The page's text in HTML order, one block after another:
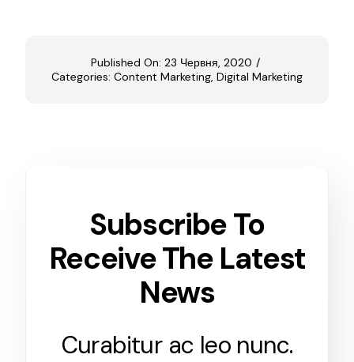
Published On: 23 Червня, 2020 /
Categories: Content Marketing, Digital Marketing
Subscribe To
Receive The Latest
News
Curabitur ac leo nunc.